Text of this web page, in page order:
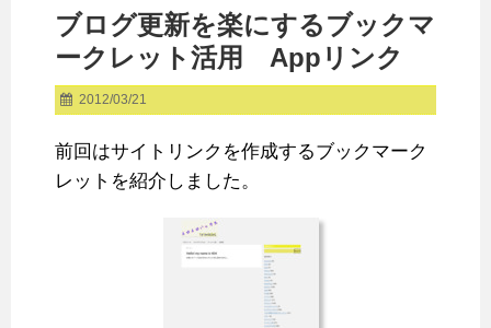
ブログ更新を楽にするブックマ
ークレット活用 Appリンク
2012/03/21
前回はサイトリンクを作成するブックマーク
レットを紹介しました。